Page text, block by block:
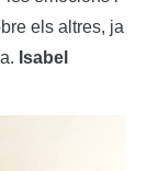
els altres, ja
Isabel